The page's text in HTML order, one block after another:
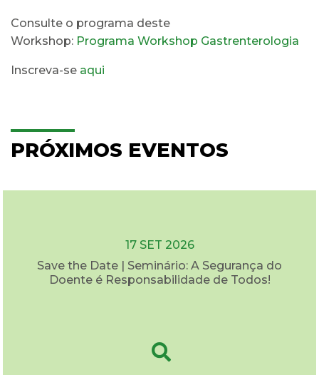
Consulte o programa deste
Workshop: Programa Workshop Gastrenterologia
Inscreva-se aqui
PRÓXIMOS EVENTOS
17 SET 2026
Save the Date | Seminário: A Segurança do
Doente é Responsabilidade de Todos!